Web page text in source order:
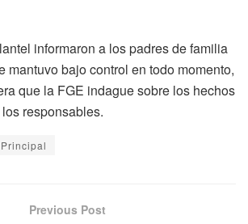
informaron a los padres de familia
mantuvo bajo control en todo momento,
que la FGE indague sobre los hechos
responsables.
Principal
Previous Post